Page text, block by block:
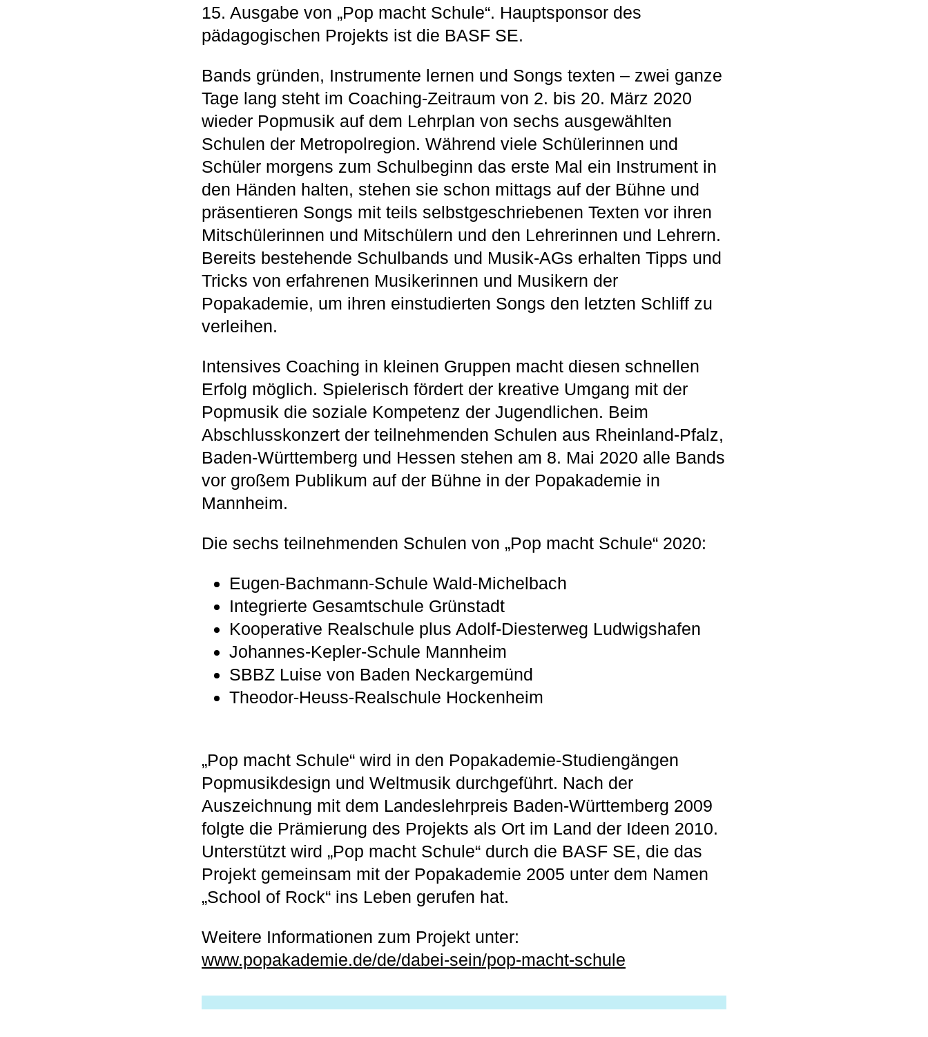
15. Ausgabe von „Pop macht Schule“. Hauptsponsor des
pädagogischen Projekts ist die BASF SE.
Bands gründen, Instrumente lernen und Songs texten – zwei ganze
Tage lang steht im Coaching-Zeitraum von 2. bis 20. März 2020
wieder Popmusik auf dem Lehrplan von sechs ausgewählten
Schulen der Metropolregion. Während viele Schülerinnen und
Schüler morgens zum Schulbeginn das erste Mal ein Instrument in
den Händen halten, stehen sie schon mittags auf der Bühne und
präsentieren Songs mit teils selbstgeschriebenen Texten vor ihren
Mitschülerinnen und Mitschülern und den Lehrerinnen und Lehrern.
Bereits bestehende Schulbands und Musik-AGs erhalten Tipps und
Tricks von erfahrenen Musikerinnen und Musikern der
Popakademie, um ihren einstudierten Songs den letzten Schliff zu
verleihen.
Intensives Coaching in kleinen Gruppen macht diesen schnellen
Erfolg möglich. Spielerisch fördert der kreative Umgang mit der
Popmusik die soziale Kompetenz der Jugendlichen. Beim
Abschlusskonzert der teilnehmenden Schulen aus Rheinland-Pfalz,
Baden-Württemberg und Hessen stehen am 8. Mai 2020 alle Bands
vor großem Publikum auf der Bühne in der Popakademie in
Mannheim.
Die sechs teilnehmenden Schulen von „Pop macht Schule“ 2020:
Eugen-Bachmann-Schule Wald-Michelbach
Integrierte Gesamtschule Grünstadt
Kooperative Realschule plus Adolf-Diesterweg Ludwigshafen
Johannes-Kepler-Schule Mannheim
SBBZ Luise von Baden Neckargemünd
Theodor-Heuss-Realschule Hockenheim
„Pop macht Schule“ wird in den Popakademie-Studiengängen
Popmusikdesign und Weltmusik durchgeführt. Nach der
Auszeichnung mit dem Landeslehrpreis Baden-Württemberg 2009
folgte die Prämierung des Projekts als Ort im Land der Ideen 2010.
Unterstützt wird „Pop macht Schule“ durch die BASF SE, die das
Projekt gemeinsam mit der Popakademie 2005 unter dem Namen
„School of Rock“ ins Leben gerufen hat.
Weitere Informationen zum Projekt unter:
www.popakademie.de/de/dabei-sein/pop-macht-schule